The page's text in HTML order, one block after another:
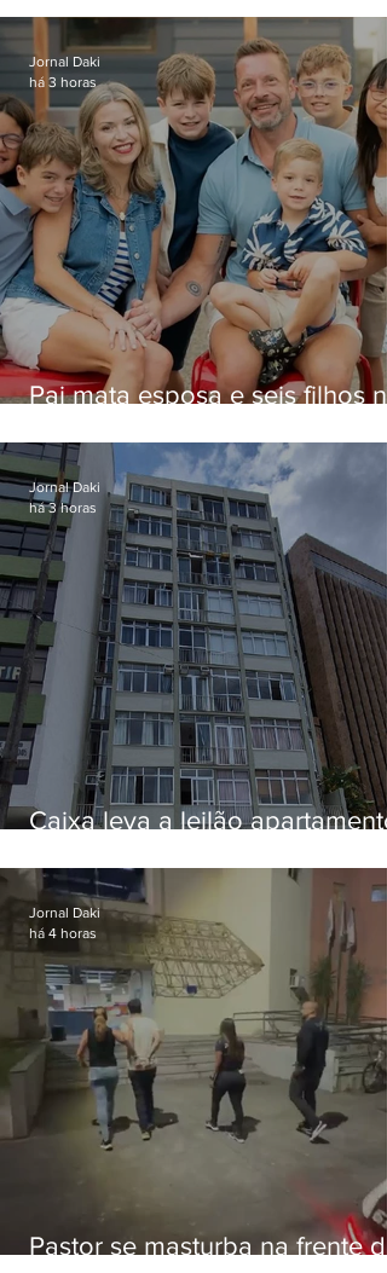
Pai mata esposa e seis filhos
Jornal Daki
há 3 horas
Caixa leva a leilão apartamento
Botafogo
Jornal Daki
há 3 horas
Pastor se masturba na frente de
Jornal Daki
há 4 horas